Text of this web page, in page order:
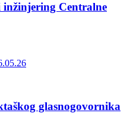
Centralne
glasnogovornika